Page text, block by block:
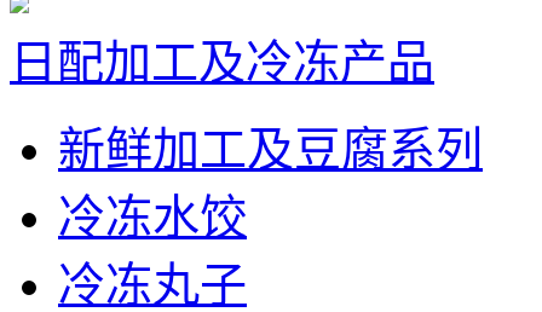
日配加工及冷冻产品
新鲜加工及豆腐系列
冷冻水饺
冷冻丸子